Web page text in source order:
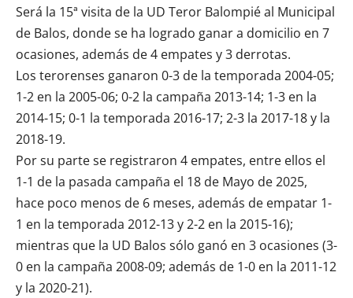
Será la 15ª visita de la UD Teror Balompié al Municipal
de Balos, donde se ha logrado ganar a domicilio en 7
ocasiones, además de 4 empates y 3 derrotas.
Los terorenses ganaron 0-3 de la temporada 2004-05;
1-2 en la 2005-06; 0-2 la campaña 2013-14; 1-3 en la
2014-15; 0-1 la temporada 2016-17; 2-3 la 2017-18 y la
2018-19.
Por su parte se registraron 4 empates, entre ellos el
1-1 de la pasada campaña el 18 de Mayo de 2025,
hace poco menos de 6 meses, además de empatar 1-
1 en la temporada 2012-13 y 2-2 en la 2015-16);
mientras que la UD Balos sólo ganó en 3 ocasiones (3-
0 en la campaña 2008-09; además de 1-0 en la 2011-12
y la 2020-21).